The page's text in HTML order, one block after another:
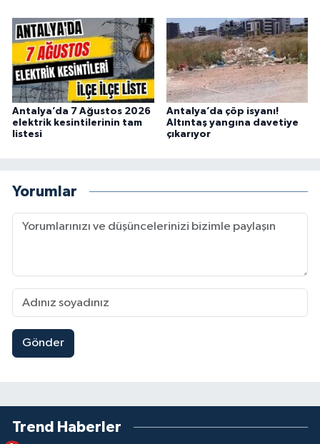
Antalya’da 7 Ağustos 2026
elektrik kesintilerinin tam
listesi
Antalya’da çöp isyanı!
Altıntaş yangına davetiye
çıkarıyor
Yorumlar
Gönder
Trend Haberler